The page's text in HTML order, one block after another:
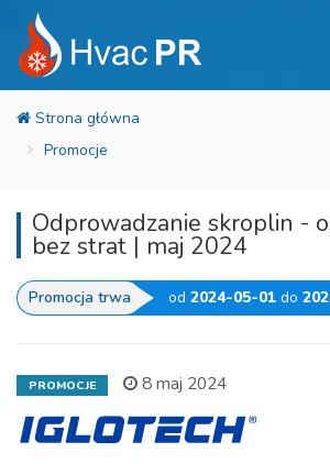
Promocje
Odprowadzanie skroplin -
bez strat | maj 2024
Promocja trwa od 2024-05-01 do
PROMOCJE 8 maj 2024